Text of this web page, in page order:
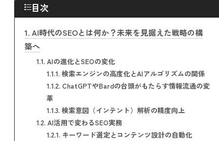
目次
1. AI時代のSEOとは何か？未来を見据えた戦略の構
築へ
1.1.AIの進化とSEOの変化
1.1.1.検索エンジンの高度化とAIアルゴリズムの関係
1.1.2.ChatGPTやBardの台頭がもたらす情報流通の変
革
1.1.3.検索意図（インテント）解析の精度向上
1.2.AI活用で変わるSEO実務
1.2.1.キーワード選定とコンテンツ設計の自動化